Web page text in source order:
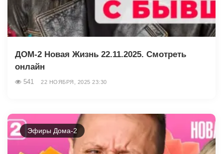
ДОМ-2 Новая Жизнь 22.11.2025. Смотреть
онлайн
541 22 НОЯБРЯ, 2025 23:30
Эфиры Дома-2